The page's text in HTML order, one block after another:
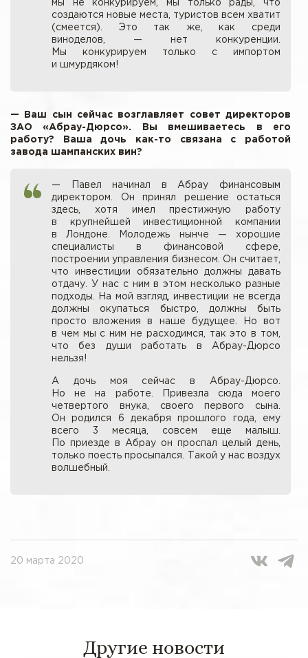
мы не конкурируем, мы только рады, что
создаются новые места, туристов всем хватит
(смеется). Это так же, как среди
виноделов, — нет конкуренции.
Мы конкурируем только с импортом
и шмурдяком!
— Ваш сын сейчас возглавляет совет директоров
ЗАО «Абрау-Дюрсо». Вы вмешиваетесь в его
работу? Ваша дочь как-то связана с работой
завода шампанских вин?
— Павел начинал в Абрау финансовым
директором. Он принял решение остаться
здесь, хотя имел престижную работу
в крупнейшей инвестиционной компании
в Лондоне. Молодежь нынче — хорошие
специалисты в финансовой сфере,
построении управления бизнесом. Он считает,
что инвестиции обязательно должны давать
отдачу. У нас с ним в этом несколько разные
подходы. На мой взгляд, инвестиции не всегда
должны окупаться быстро, должны быть
просто вложения в наше будущее. Но вот
в чем мы с ним не расходимся, так это в том,
что без души работать в Абрау-Дюрсо
нельзя!
А дочь моя сейчас в Абрау-Дюрсо.
Но не на работе. Привезла сюда моего
четвертого внука, своего первого сына.
Он родился 6 декабря прошлого года, ему
всего 3 месяца, совсем еще малыш.
По приезде в Абрау он проспал целый день,
только поесть просыпался. Такой у нас воздух
волшебный.
20 марта 2020
Другие новости